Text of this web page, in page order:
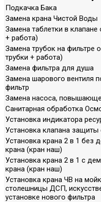
Подкачка Бака
Замена крана Чистой Воды
Замена таблетки в клапане
+ работа)
Замена трубок на фильтре
трубки + работа)
Замена фильтра для душа
Замена шарового вентиля
фильтр
Замена насоса,
Санитарная обработка
Установка индикатора
Установка клапана защиты
Установка крана 2 в 1 без
крана (кран наш)
Установка крана 2 в 1 с
крана (кран наш)
Установка крана ЧВ на
столешницы ДСП,
установке нового фильтра